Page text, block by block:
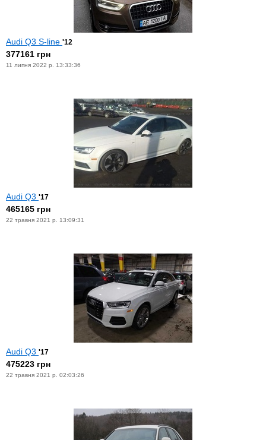
Audi Q3 S-line '12
377161 грн
11 липня 2022 р. 13:33:36
Audi Q3 '17
465165 грн
22 травня 2021 р. 13:09:31
Audi Q3 '17
475223 грн
22 травня 2021 р. 02:03:26